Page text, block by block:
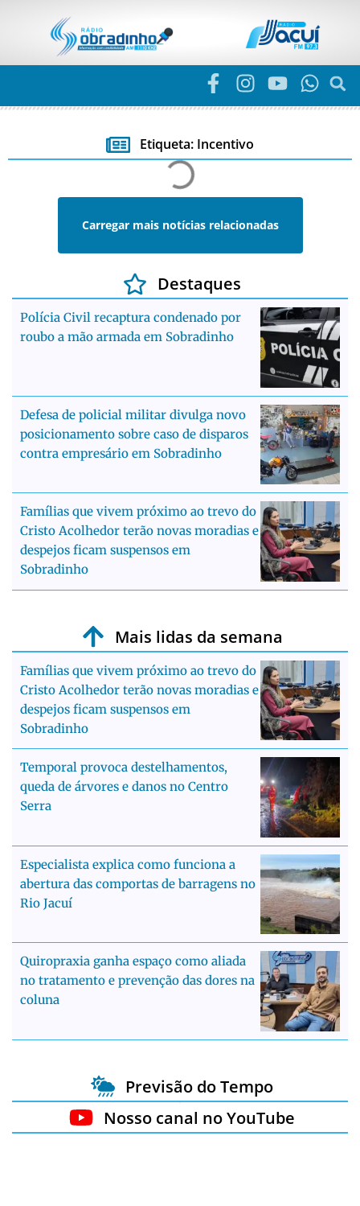
Etiqueta: Incentivo
Carregar mais notícias relacionadas
Destaques
Polícia Civil recaptura condenado por
roubo a mão armada em Sobradinho
Defesa de policial militar divulga novo
posicionamento sobre caso de disparos
contra empresário em Sobradinho
Famílias que vivem próximo ao trevo do
Cristo Acolhedor terão novas moradias e
despejos ficam suspensos em
Sobradinho
Mais lidas da semana
Famílias que vivem próximo ao trevo do
Cristo Acolhedor terão novas moradias e
despejos ficam suspensos em
Sobradinho
Temporal provoca destelhamentos,
queda de árvores e danos no Centro
Serra
Especialista explica como funciona a
abertura das comportas de barragens no
Rio Jacuí
Quiropraxia ganha espaço como aliada
no tratamento e prevenção das dores na
coluna
Previsão do Tempo
Nosso canal no YouTube